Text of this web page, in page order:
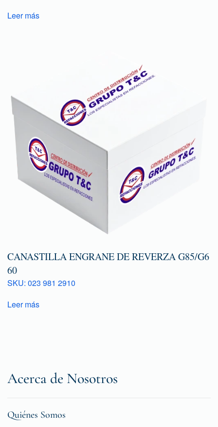
Leer más
CANASTILLA ENGRANE DE REVERZA G85/G6
60
SKU: 023 981 2910
Leer más
Acerca de Nosotros
Quiénes Somos